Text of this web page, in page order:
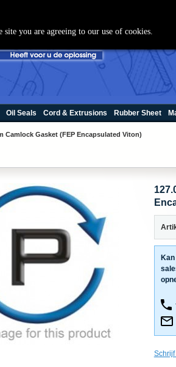
Oil Seals Cord & Extrusions Rubber Sheet
Camlock Gasket (FEP Encapsulated Viton)
you are agreeing to our use of cookies.